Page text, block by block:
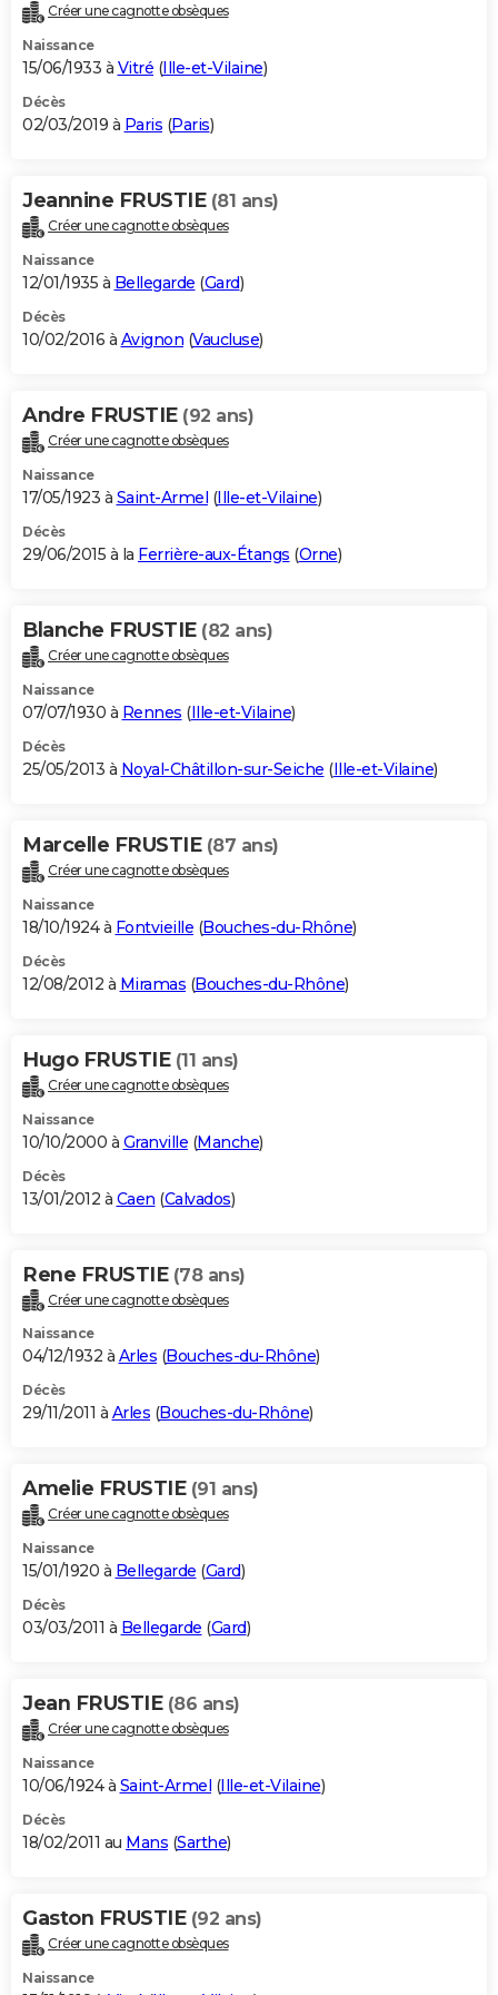
Créer une cagnotte obsèques
Naissance
15/06/1933 à Vitré (Ille-et-Vilaine)
Décès
02/03/2019 à Paris (Paris)
Jeannine FRUSTIE (81 ans)
Créer une cagnotte obsèques
Naissance
12/01/1935 à Bellegarde (Gard)
Décès
10/02/2016 à Avignon (Vaucluse)
Andre FRUSTIE (92 ans)
Créer une cagnotte obsèques
Naissance
17/05/1923 à Saint-Armel (Ille-et-Vilaine)
Décès
29/06/2015 à la Ferrière-aux-Étangs (Orne)
Blanche FRUSTIE (82 ans)
Créer une cagnotte obsèques
Naissance
07/07/1930 à Rennes (Ille-et-Vilaine)
Décès
25/05/2013 à Noyal-Châtillon-sur-Seiche (Ille-et-Vilaine)
Marcelle FRUSTIE (87 ans)
Créer une cagnotte obsèques
Naissance
18/10/1924 à Fontvieille (Bouches-du-Rhône)
Décès
12/08/2012 à Miramas (Bouches-du-Rhône)
Hugo FRUSTIE (11 ans)
Créer une cagnotte obsèques
Naissance
10/10/2000 à Granville (Manche)
Décès
13/01/2012 à Caen (Calvados)
Rene FRUSTIE (78 ans)
Créer une cagnotte obsèques
Naissance
04/12/1932 à Arles (Bouches-du-Rhône)
Décès
29/11/2011 à Arles (Bouches-du-Rhône)
Amelie FRUSTIE (91 ans)
Créer une cagnotte obsèques
Naissance
15/01/1920 à Bellegarde (Gard)
Décès
03/03/2011 à Bellegarde (Gard)
Jean FRUSTIE (86 ans)
Créer une cagnotte obsèques
Naissance
10/06/1924 à Saint-Armel (Ille-et-Vilaine)
Décès
18/02/2011 au Mans (Sarthe)
Gaston FRUSTIE (92 ans)
Créer une cagnotte obsèques
Naissance